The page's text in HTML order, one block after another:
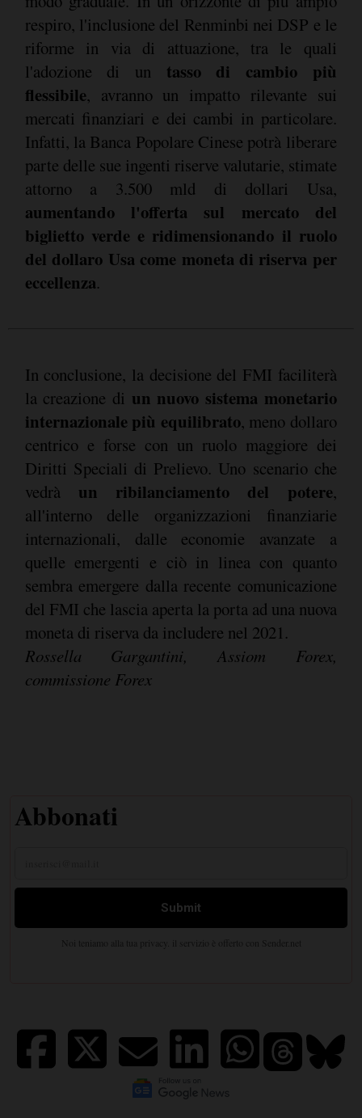
respiro, l'inclusione del Renminbi nei DSP e le
riforme in via di attuazione, tra le quali
l'adozione di un tasso di cambio più
flessibile, avranno un impatto rilevante sui
mercati finanziari e dei cambi in particolare.
Infatti, la Banca Popolare Cinese potrà liberare
parte delle sue ingenti riserve valutarie, stimate
attorno a 3.500 mld di dollari Usa,
aumentando l'offerta sul mercato del
biglietto verde e ridimensionando il ruolo
del dollaro Usa come moneta di riserva per
eccellenza.
In conclusione, la decisione del FMI faciliterà
la creazione di un nuovo sistema monetario
internazionale più equilibrato, meno dollaro
centrico e forse con un ruolo maggiore dei
Diritti Speciali di Prelievo. Uno scenario che
vedrà un ribilanciamento del potere,
all'interno delle organizzazioni finanziarie
internazionali, dalle economie avanzate a
quelle emergenti e ciò in linea con quanto
sembra emergere dalla recente comunicazione
del FMI che lascia aperta la porta ad una nuova
moneta di riserva da includere nel 2021.
Rossella Gargantini, Assiom Forex,
commissione Forex